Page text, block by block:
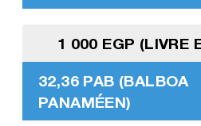
1 000 EGP (LIVRE
32,36 PAB (BALBOA
PANAMÉEN)